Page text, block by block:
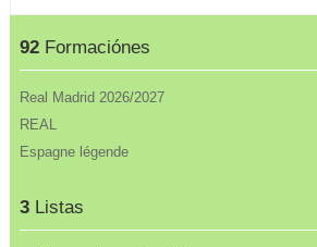
92 Formaciónes
Real Madrid 2026/2027
REAL
Espagne légende
3 Listas